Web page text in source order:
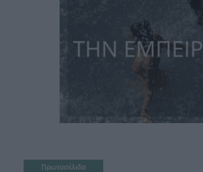
Πρωτοσέλιδα